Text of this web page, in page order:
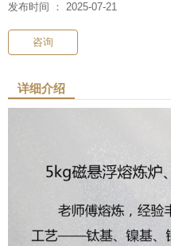
发布时间 ： 2025-07-21
咨询
详细介绍